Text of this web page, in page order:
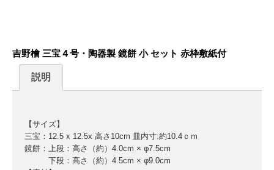
吉野檜 三宝４号・陶器製 鏡餅 小 セット 赤枠敷紙付
説明
【サイズ】
三宝：12.5 x 12.5x 高さ10cm 皿内寸:約10.4ｃｍ
鏡餅：上段：高さ（約）4.0cm × φ7.5cm
下段：高さ（約）4.5cm × φ9.0cm